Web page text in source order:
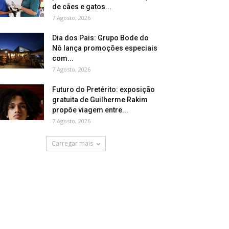
de cães e gatos...
7 Agosto, 2026
Dia dos Pais: Grupo Bode do
Nô lança promoções especiais
com...
7 Agosto, 2026
Futuro do Pretérito: exposição
gratuita de Guilherme Rakim
propõe viagem entre...
7 Agosto, 2026
Carregar mais